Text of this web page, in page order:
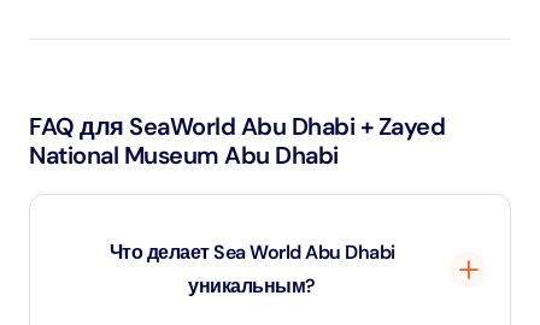
FAQ для SeaWorld Abu Dhabi + Zayed
National Museum Abu Dhabi
Что делает Sea World Abu Dhabi
уникальным?